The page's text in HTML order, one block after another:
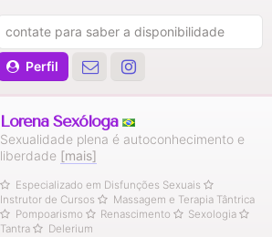
Perfil
contate para saber a disponibilidade
Lorena Sexóloga
Sexualidade plena é autoconhecimento e
liberdade [mais]
Especializado em Disfunções Sexuais
Instrutor de Cursos
Massagem e Terapia Tântrica
Pompoarismo
Renascimento
Sexologia
Tantra
Delerium